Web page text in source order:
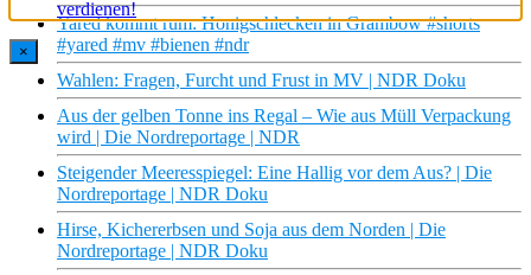
Yared kommt rum: Honigschlecken in Grambow #shorts
#yared #mv #bienen #ndr
Wahlen: Fragen, Furcht und Frust in MV | NDR Doku
Aus der gelben Tonne ins Regal – Wie aus Müll Verpackung
wird | Die Nordreportage | NDR
Steigender Meeresspiegel: Eine Hallig vor dem Aus? | Die
Nordreportage | NDR Doku
Hirse, Kichererbsen und Soja aus dem Norden | Die
Nordreportage | NDR Doku
×